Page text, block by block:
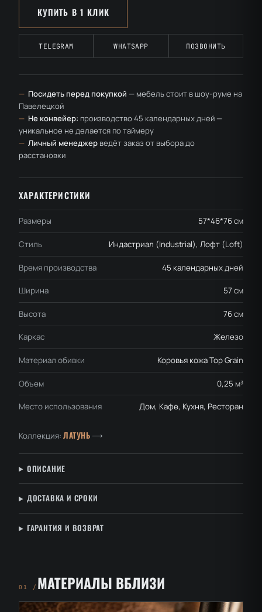
КУПИТЬ В 1 КЛИК
TELEGRAM WHATSAPP ПОЗВОНИТЬ
— Посидеть перед покупкой — мебель стоит в шоу-руме на
Павелецкой
— Не конвейер: производство 45 календарных дней —
уникальное не делается по таймеру
— Личный менеджер ведёт заказ от выбора до
расстановки
ХАРАКТЕРИСТИКИ
Размеры 57*46*76 см
Стиль Индастриал (Industrial), Лофт (Loft)
Время производства 45 календарных дней
Ширина 57 см
Высота 76 см
Каркас Железо
Материал обивки Коровья кожа Top Grain
Объем 0,25 м³
Место использования Дом, Кафе, Кухня, Ресторан
Коллекция: ЛАТУНЬ⟶
ОПИСАНИЕ
ДОСТАВКА И СРОКИ
ГАРАНТИЯ И ВОЗВРАТ
01 / МАТЕРИАЛЫ ВБЛИЗИ